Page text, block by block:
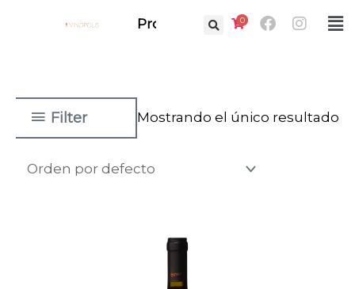
Prof. 0 Facebook
Filter Mostrando el único resultado